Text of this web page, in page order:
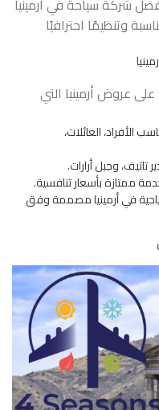
شركة سياحة في أرمينيا
وتنظيمًا احترافيًا
عروض أرمينيا التي
الأفراد، العائلات،
وجبل أرارات.
ممتازة بأسعار تنافسية.
في أرمينيا مصممة وفق